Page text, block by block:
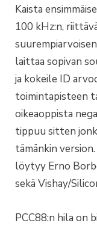
Kaista
100 kHz:n,
laittaa sopivan
ja kokeile ID
toimintapisteen
oikeaoppista
tippuu sitten
tämänkin
löytyy Erno
sekä Vishay/
PCC88:n hila on